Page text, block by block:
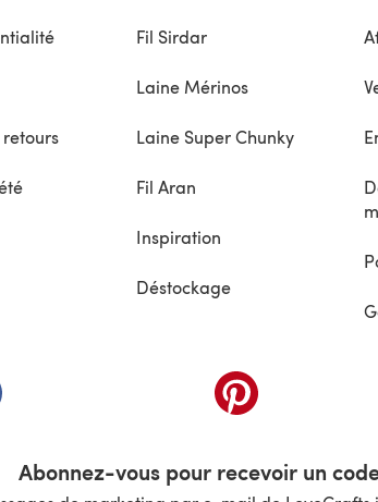
Fil Sirdar
Laine Mérinos
Laine Super Chunky
Fil Aran
Inspiration
Déstockage
dans un nouvel onglet) (s'ouvre dans un
Abonnez-vous pour recevoir un